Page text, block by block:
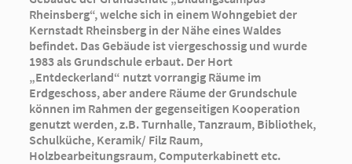
Rheinsberg“, welche sich in einem Wohngebiet der
Kernstadt Rheinsberg in der Nähe eines Waldes
befindet. Das Gebäude ist viergeschossig und wurde
1983 als Grundschule erbaut. Der Hort
„Entdeckerland“ nutzt vorrangig Räume im
Erdgeschoss, aber andere Räume der Grundschule
können im Rahmen der gegenseitigen Kooperation
genutzt werden, z.B. Turnhalle, Tanzraum, Bibliothek,
Schulküche, Keramik/ Filz Raum,
Holzbearbeitungsraum, Computerkabinett etc.